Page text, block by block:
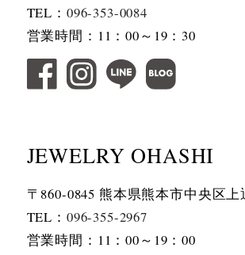
TEL： 096-353-0084
営業時間：11：00～19：30
JEWELRY OHASHI
〒860-0845 熊本県熊本市中央区上
TEL： 096-355-2967
営業時間：11：00～19：00